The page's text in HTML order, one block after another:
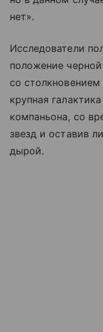
нет».
Исследователи
положение
со
крупная
компаньона, со
звезд и оставив
дырой.